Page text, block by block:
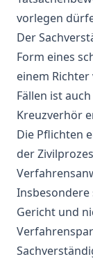
vorlegen
Der
Form eines
einem
Fällen ist
Kreuzverhör
Die Pflichten
der
Insbesondere
Gericht und